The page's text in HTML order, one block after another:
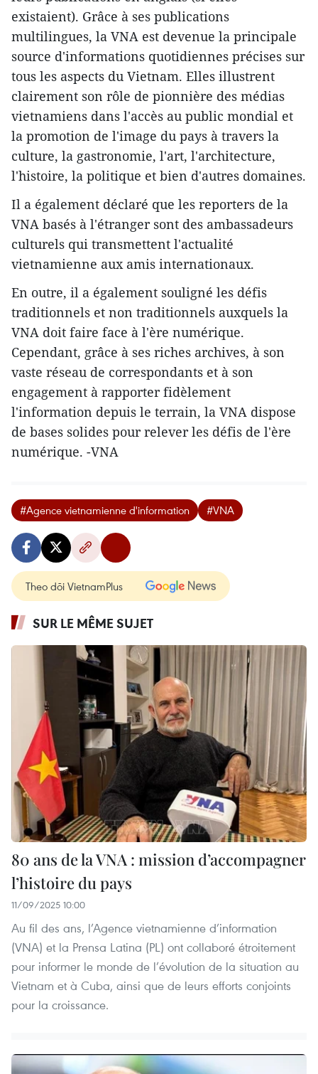
existaient). Grâce à ses publications
multilingues, la VNA est devenue la principale
source d'informations quotidiennes précises sur
tous les aspects du Vietnam. Elles illustrent
clairement son rôle de pionnière des médias
vietnamiens dans l'accès au public mondial et
la promotion de l'image du pays à travers la
culture, la gastronomie, l'art, l'architecture,
l'histoire, la politique et bien d'autres domaines.
Il a également déclaré que les reporters de la
VNA basés à l'étranger sont des ambassadeurs
culturels qui transmettent l'actualité
vietnamienne aux amis internationaux.
En outre, il a également souligné les défis
traditionnels et non traditionnels auxquels la
VNA doit faire face à l'ère numérique.
Cependant, grâce à ses riches archives, à son
vaste réseau de correspondants et à son
engagement à rapporter fidèlement
l'information depuis le terrain, la VNA dispose
de bases solides pour relever les défis de l'ère
numérique. -VNA
#Agence vietnamienne d'information #VNA
Theo dõi VietnamPlus
SUR LE MÊME SUJET
80 ans de la VNA : mission d’accompagner
l’histoire du pays
11/09/2025 10:00
Au fil des ans, l’Agence vietnamienne d’information
(VNA) et la Prensa Latina (PL) ont collaboré étroitement
pour informer le monde de l’évolution de la situation au
Vietnam et à Cuba, ainsi que de leurs efforts conjoints
pour la croissance.